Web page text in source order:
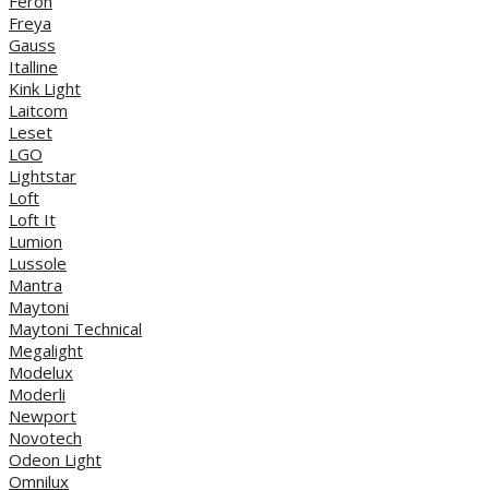
Freya
Gauss
Italline
Kink Light
Laitcom
Leset
LGO
Lightstar
Loft
Loft It
Lumion
Lussole
Mantra
Maytoni
Maytoni Technical
Megalight
Modelux
Moderli
Newport
Novotech
Odeon Light
Omnilux